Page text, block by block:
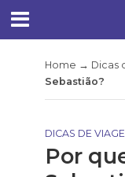
Home → Dicas
Sebastião?
DICAS DE
Por